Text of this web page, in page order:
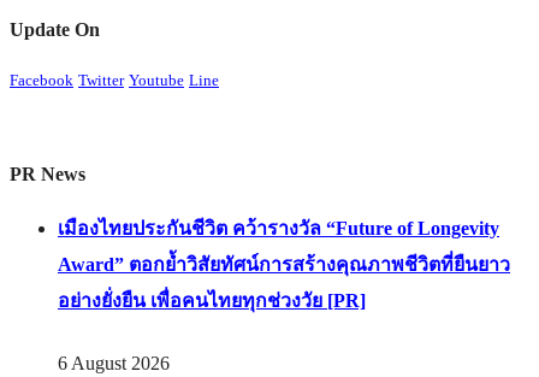
Update On
Facebook Twitter Youtube Line
PR News
เมืองไทยประกันชีวิต คว้ารางวัล “Future of Longevity
Award” ตอกย้ำวิสัยทัศน์การสร้างคุณภาพชีวิตที่ยืนยาว
อย่างยั่งยืน เพื่อคนไทยทุกช่วงวัย [PR]
6 August 2026